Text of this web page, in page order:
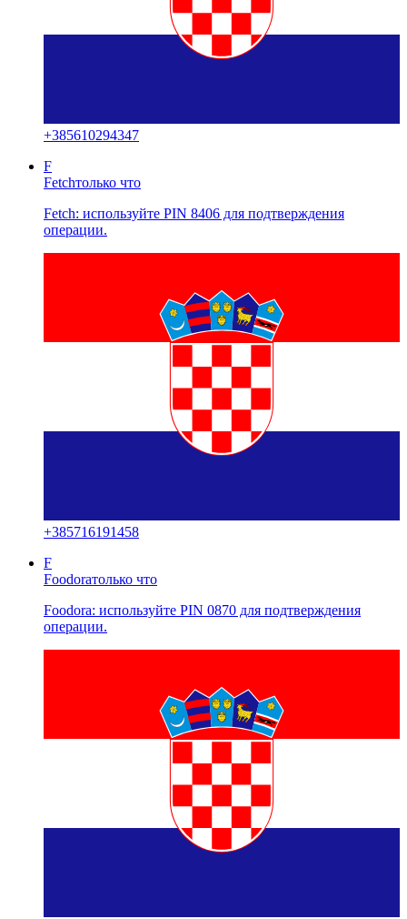
+385610294347
F
Fetchтолько что
Fetch: используйте PIN 8406 для подтверждения
операции.
+385716191458
F
Foodoraтолько что
Foodora: используйте PIN 0870 для подтверждения
операции.